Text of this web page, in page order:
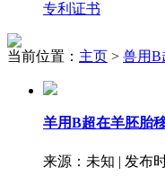
专利证书
当前位置： 主页 > 兽用B
羊用B超在羊胚胎
来源：未知 | 发布